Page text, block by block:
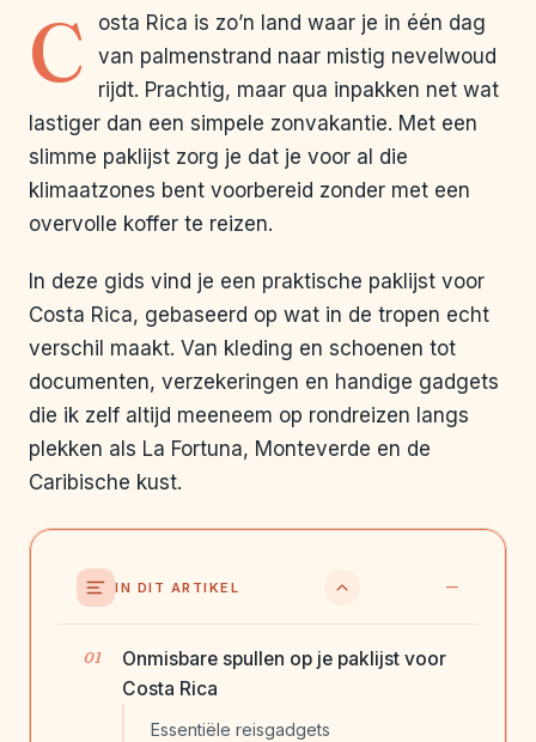
C
osta Rica is zo’n land waar je in één dag
van palmenstrand naar mistig nevelwoud
rijdt. Prachtig, maar qua inpakken net wat
lastiger dan een simpele zonvakantie. Met een
slimme paklijst zorg je dat je voor al die
klimaatzones bent voorbereid zonder met een
overvolle koffer te reizen.
In deze gids vind je een praktische paklijst voor
Costa Rica, gebaseerd op wat in de tropen echt
verschil maakt. Van kleding en schoenen tot
documenten, verzekeringen en handige gadgets
die ik zelf altijd meeneem op rondreizen langs
plekken als La Fortuna, Monteverde en de
Caribische kust.
IN DIT ARTIKEL
Onmisbare spullen op je paklijst voor
Costa Rica
Essentiële reisgadgets